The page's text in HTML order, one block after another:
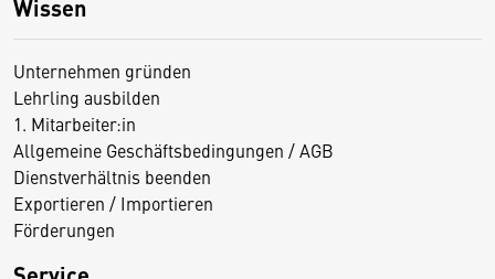
Wissen
Unternehmen gründen
Lehrling ausbilden
1. Mitarbeiter:in
Allgemeine Geschäftsbedingungen / AGB
Dienstverhältnis beenden
Exportieren / Importieren
Förderungen